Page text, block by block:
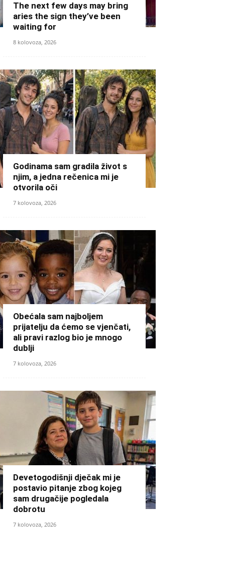
The next few days may bring
aries the sign they’ve been
waiting for
8 kolovoza, 2026
Godinama sam gradila život s
njim, a jedna rečenica mi je
otvorila oči
7 kolovoza, 2026
Obećala sam najboljem
prijatelju da ćemo se vjenčati,
ali pravi razlog bio je mnogo
dublji
7 kolovoza, 2026
Devetogodišnji dječak mi je
postavio pitanje zbog kojeg
sam drugačije pogledala
dobrotu
7 kolovoza, 2026